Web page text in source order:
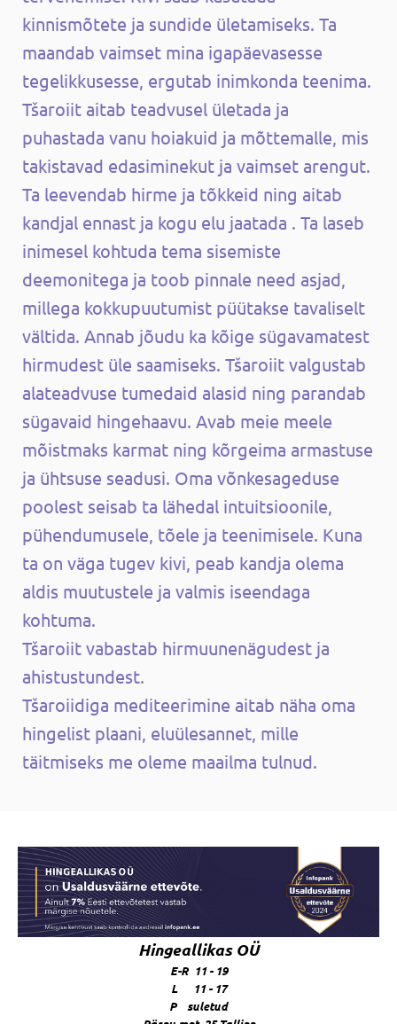
kinnismõtete ja sundide ületamiseks. Ta
maandab vaimset mina igapäevasesse
tegelikkusesse, ergutab inimkonda teenima.
Tšaroiit aitab teadvusel ületada ja
puhastada vanu hoiakuid ja mõttemalle, mis
takistavad edasiminekut ja vaimset arengut.
Ta leevendab hirme ja tõkkeid ning aitab
kandjal ennast ja kogu elu jaatada . Ta laseb
inimesel kohtuda tema sisemiste
deemonitega ja toob pinnale need asjad,
millega kokkupuutumist püütakse tavaliselt
vältida. Annab jõudu ka kõige sügavamatest
hirmudest üle saamiseks. Tšaroiit valgustab
alateadvuse tumedaid alasid ning parandab
sügavaid hingehaavu. Avab meie meele
mõistmaks karmat ning kõrgeima armastuse
ja ühtsuse seadusi. Oma võnkesageduse
poolest seisab ta lähedal intuitsioonile,
pühendumusele, tõele ja teenimisele. Kuna
ta on väga tugev kivi, peab kandja olema
aldis muutustele ja valmis iseendaga
kohtuma.
Tšaroiit vabastab hirmuunenägudest ja
ahistustundest.
Tšaroiidiga mediteerimine aitab näha oma
hingelist plaani, eluülesannet, mille
täitmiseks me oleme maailma tulnud.
Hingeallikas OÜ
E-R 11 - 19
L 11 - 17
P suletud